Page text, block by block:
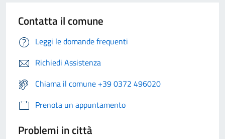
Contatta il comune
Leggi le domande frequenti
Richiedi Assistenza
Chiama il comune +39 0372 496020
Prenota un appuntamento
Problemi in città